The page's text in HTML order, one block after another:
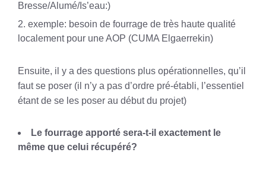
Bresse/Alumé/Is’eau:)
exemple: besoin de fourrage de très haute qualité
localement pour une AOP (CUMA Elgaerrekin)
Ensuite, il y a des questions plus opérationnelles, qu’il
faut se poser (il n’y a pas d’ordre pré-établi, l’essentiel
étant de se les poser au début du projet)
Le fourrage apporté sera-t-il exactement le
même que celui récupéré?